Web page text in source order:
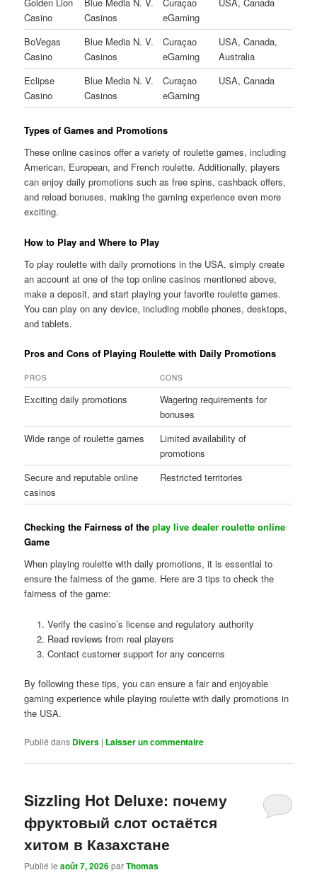
Casino
Casinos
eGaming
BoVegas
Casino
Blue Media N. V.
Casinos
Curaçao
eGaming
USA, Canada,
Australia
Eclipse
Casino
Blue Media N. V.
Casinos
Curaçao
eGaming
USA, Canada
Types of Games and Promotions
These online casinos offer a variety of roulette games, including
American, European, and French roulette. Additionally, players
can enjoy daily promotions such as free spins, cashback offers,
and reload bonuses, making the gaming experience even more
exciting.
How to Play and Where to Play
To play roulette with daily promotions in the USA, simply create
an account at one of the top online casinos mentioned above,
make a deposit, and start playing your favorite roulette games.
You can play on any device, including mobile phones, desktops,
and tablets.
Pros and Cons of Playing Roulette with Daily Promotions
PROS CONS
Exciting daily promotions
Wagering requirements for
bonuses
Wide range of roulette games
Limited availability of
promotions
Secure and reputable online
casinos
Restricted territories
Checking the Fairness of theplay live dealer roulette online
Game
When playing roulette with daily promotions, it is essential to
ensure the fairness of the game. Here are 3 tips to check the
fairness of the game:
Verify the casino’s license and regulatory authority
Read reviews from real players
Contact customer support for any concerns
By following these tips, you can ensure a fair and enjoyable
gaming experience while playing roulette with daily promotions in
the USA.
Publié dans Divers | Laisser un commentaire
Sizzling Hot Deluxe: почему
фруктовый слот остаётся
хитом в Казахстане
Publié leaoût 7, 2026parThomas